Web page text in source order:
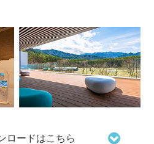
ロードはこちら